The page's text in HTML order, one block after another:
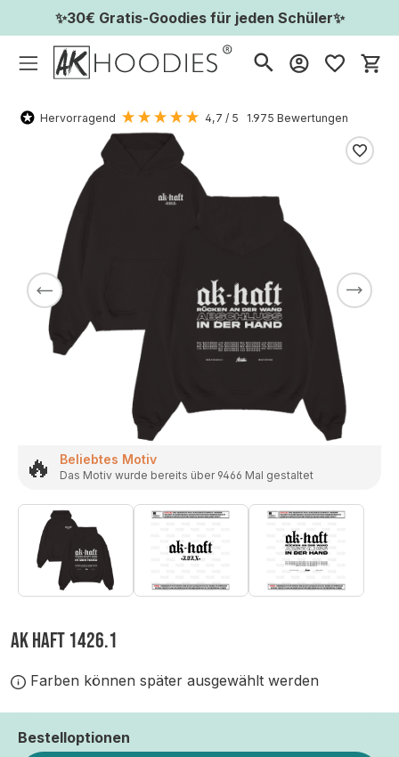
✨30€ Gratis-Goodies für jeden Schüler✨
Hervorragend 4,7 / 5 1.975 Bewertungen
🔥 Beliebtes Motiv
Das Motiv wurde bereits über 9466 Mal gestaltet
AK HAFT 1426.1
Farben können später ausgewählt werden
Bestelloptionen